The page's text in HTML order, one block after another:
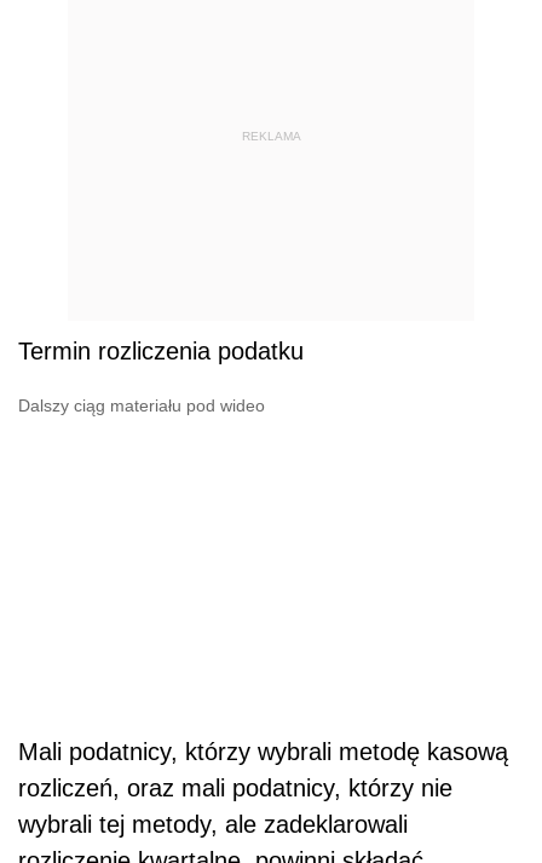
REKLAMA
Termin rozliczenia podatku
Dalszy ciąg materiału pod wideo
Mali podatnicy, którzy wybrali metodę kasową
rozliczeń, oraz mali podatnicy, którzy nie
wybrali tej metody, ale zadeklarowali